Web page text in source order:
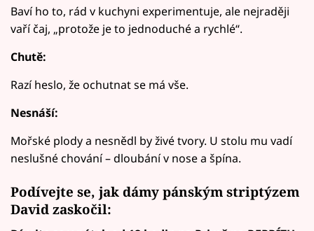
Baví ho to, rád v kuchyni experimentuje, ale nejraději
vaří čaj, „protože je to jednoduché a rychlé“.
Chutě:
Razí heslo, že ochutnat se má vše.
Nesnáší:
Mořské plody a nesnědl by živé tvory. U stolu mu vadí
neslušné chování – dloubání v nose a špína.
Podívejte se, jak dámy pánským striptýzem
David zaskočil: